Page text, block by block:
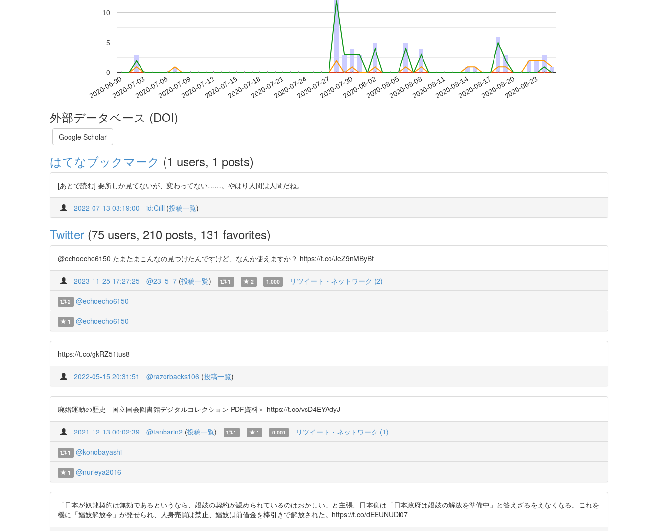
2020-06-302020-07-032020-07-062020-07-092020-07-122020-07-152020-07-182020-07-212020-07-242020-07-272020-07-302020-08-022020-08-052020-08-082020-08-112020-08-142020-08-172020-08-202020-08-23
0
5
10
外部データベース (DOI)
Google Scholar
はてなブックマーク (1 users, 1 posts)
[あとで読む] 要所しか見てないが、変わってない……。やはり人間は人間だね。
2022-07-13 03:19:00 id:Cilll (投稿一覧)
Twitter (75 users, 210 posts, 131 favorites)
@echoecho6150 たまたまこんなの見つけたんですけど、なんか使えますか？ https://t.co/JeZ9nMByBf
2023-11-25 17:27:25 @23_5_7 (投稿一覧) 1 2 1.000 リツイート・ネットワーク (2)
2 @echoecho6150
1 @echoecho6150
https://t.co/gkRZ51tus8
2022-05-15 20:31:51 @razorbacks106 (投稿一覧)
廃娼運動の歴史 - 国立国会図書館デジタルコレクション PDF資料＞ https://t.co/vsD4EYAdyJ
2021-12-13 00:02:39 @tanbarin2 (投稿一覧) 1 1 0.000 リツイート・ネットワーク (1)
1 @konobayashi
1 @nurieya2016
「日本が奴隷契約は無効であるというなら、娼妓の契約が認められているのはおかしい」と主張、日本側は「日本政府は娼妓の解放を準備中」と答えざるをえなくなる。これを
機に「娼妓解放令」が発せられ、人身売買は禁止、娼妓は前借金を棒引きで解放された。https://t.co/dEEUNUDi07